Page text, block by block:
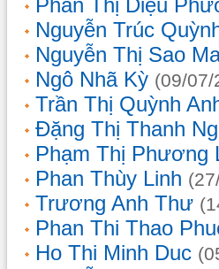
Phan Thị Diệu
Nguyễn Trúc
Nguyễn Thị Sao
Ngô Nhã Kỳ (09/07/
Trần Thị Quỳnh
Đặng Thị Thanh
Phạm Thị Phương
Phan Thùy Linh
Trương Anh Thư
Phan Thi Thao
Ho Thi Minh Duc